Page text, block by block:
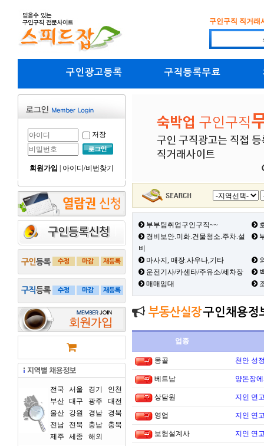
구인구직 직거래
구인광고등록 구직등록무료
저장
회원가입 아이디/비번찾기
전국 서울 경기
인천
부산 대구 광주
대전
울산
강원 경남
경북
전남
전북 충남
충북
제주
세종 해외
부부팀취업구인구직~~
경비보안.미화.건물청소.주차.설
비
마사지, 매장.사우나,기타
운전기사/카센타/주유소/세차장
매매임대
부동산실장구인채용정
업종
몽골 천안 성
베트남 양돈장
상담원 지인 연
영업 지인 연
보험설계사 지인 연